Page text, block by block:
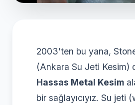
2003’ten bu yana,
(Ankara Su Jeti Kesim)
Hassas Metal Kesim
bir sağlayıcıyız. Su jeti